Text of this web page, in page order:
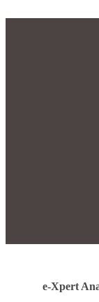
e-Xpert